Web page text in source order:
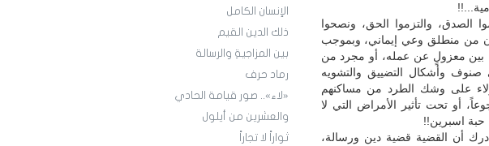
الإنسان الكامل
ذلك الدين القيم
بين المزاجيةِ والرسالة
رماد حرف
«لاء».. صور قيامة الحادي
والعشرين من أيلول
ثواراً لا تجاراً
الصدق، والتزموا الحق، ونصحوا
من منطلق وعي إيماني، وبموجب
بين معزولٍ عن عمله، أو مجرد من
وأشكال التضييق والتشويه
على وشك الطرد من مساكنهم
أو تحت تأثير الأمراض التي لا
حبة اسبرين!!
أن القضية قضية دين ورسالة،